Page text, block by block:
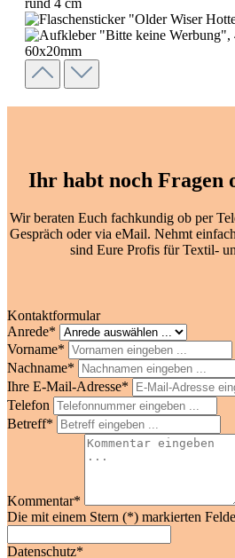
Ihr habt noch Fragen
Wir beraten Euch fachkundig ob per
Gespräch oder via eMail. Nehmt
sind Eure Profis für Textil-
Kontaktformular
Anrede*
Vorname*
Nachname*
Ihre E-Mail-Adresse*
Telefon
Betreff*
Kommentar*
Die mit einem Stern (*) markierten
Datenschutz*